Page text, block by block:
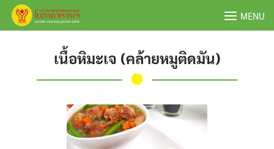
Skip
MENU
เนื้อหิมะเจ (คล้ายหมูติดมัน)